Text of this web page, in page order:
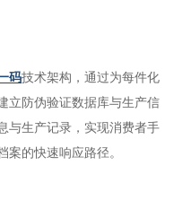
码技术架构，通过为每件化
立防伪验证数据库与生产信
与生产记录，实现消费者手
案的快速响应路径。